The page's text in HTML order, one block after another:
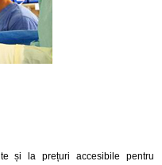
și la prețuri accesibile pentru